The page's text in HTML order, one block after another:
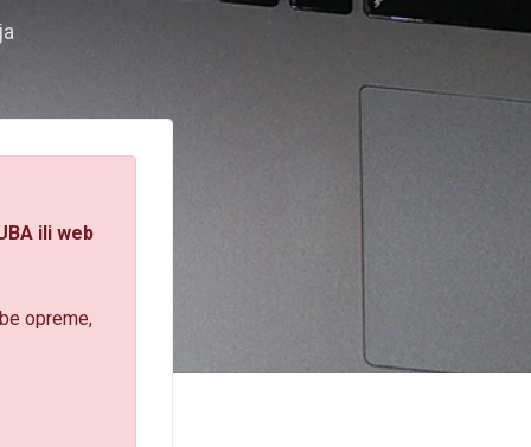
ili web
opreme,